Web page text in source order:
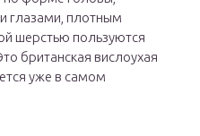
глазами, плотным
шерстью пользуются
британская вислоухая
уже в самом